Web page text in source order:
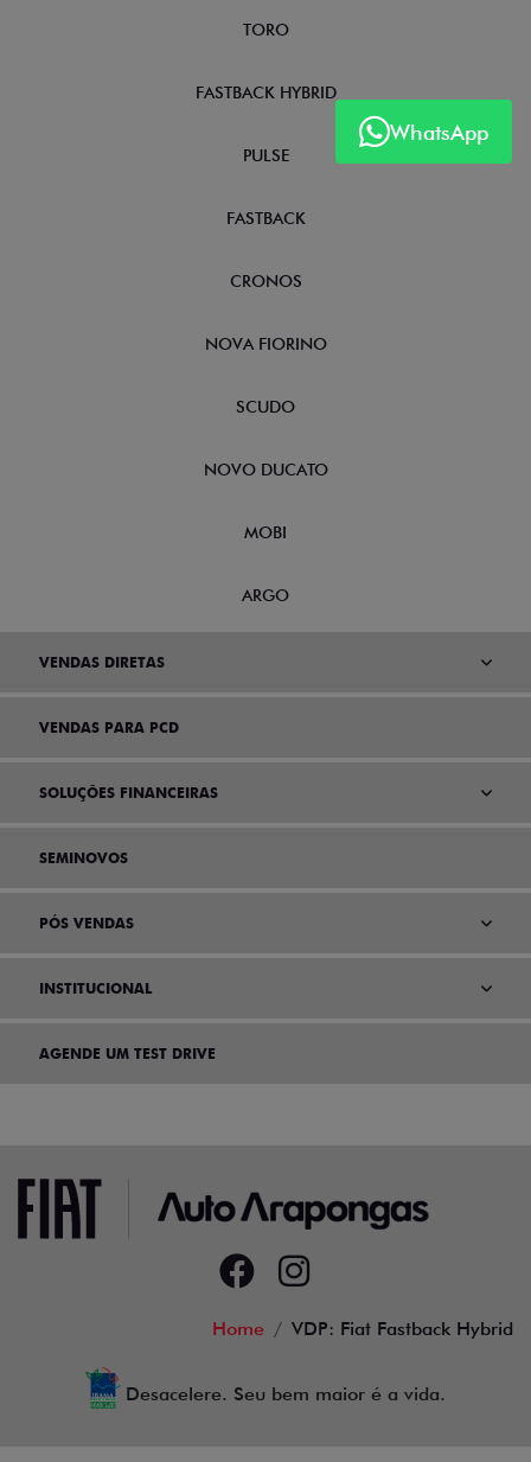
WhatsApp
TORO
FASTBACK HYBRID
PULSE
FASTBACK
CRONOS
NOVA FIORINO
SCUDO
NOVO DUCATO
MOBI
ARGO
VENDAS DIRETAS
VENDAS PARA PCD
SOLUÇÕES FINANCEIRAS
SEMINOVOS
PÓS VENDAS
INSTITUCIONAL
AGENDE UM TEST DRIVE
Home VDP: Fiat Fastback Hybrid
Desacelere. Seu bem maior é a vida.